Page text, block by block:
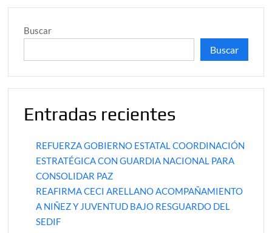
Buscar
Buscar
Entradas recientes
REFUERZA GOBIERNO ESTATAL COORDINACIÓN
ESTRATÉGICA CON GUARDIA NACIONAL PARA
CONSOLIDAR PAZ
REAFIRMA CECI ARELLANO ACOMPAÑAMIENTO
A NIÑEZ Y JUVENTUD BAJO RESGUARDO DEL
SEDIF